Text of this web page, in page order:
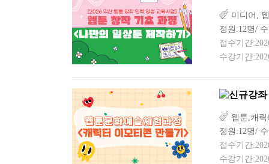
미디어,
정원:12명/
접수기간
수강기간
웹툰,캐
정원:12명/
접수기간
수강기간